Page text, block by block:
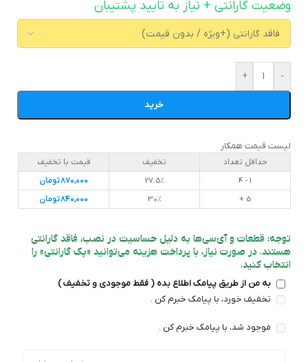
وضعیت گارانتی + نیاز به تایید پشتیبان
-
+
خرید
لیست قیمت همکار
حداقل تعداد تخفیف
قیمت با تخفیف
1 - 4
27.5%
870,000تومان
5 +
30%
840,000تومان
توجه: قطعات و آی‌سی‌ها به دلیل حساسیت در نصب، فاقد گارانتی
هستند. در صورت نیاز، با پرداخت هزینه می‌توانید «پک گارانتی» را
انتخاب کنید.
به من از طریق پیامک اطلاع بده ( فقط موجودی و تخفیف )
تخفیف خورد، با پیامک خبرم کن .
موجود شد، با پیامک خبرم کن .